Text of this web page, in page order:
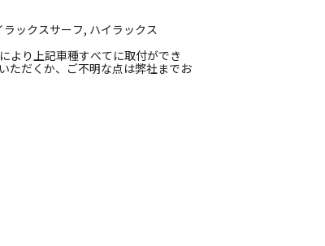
ラックスサーフ, ハイラックス
より上記車種すべてに取付ができ
ただくか、ご不明な点は弊社までお